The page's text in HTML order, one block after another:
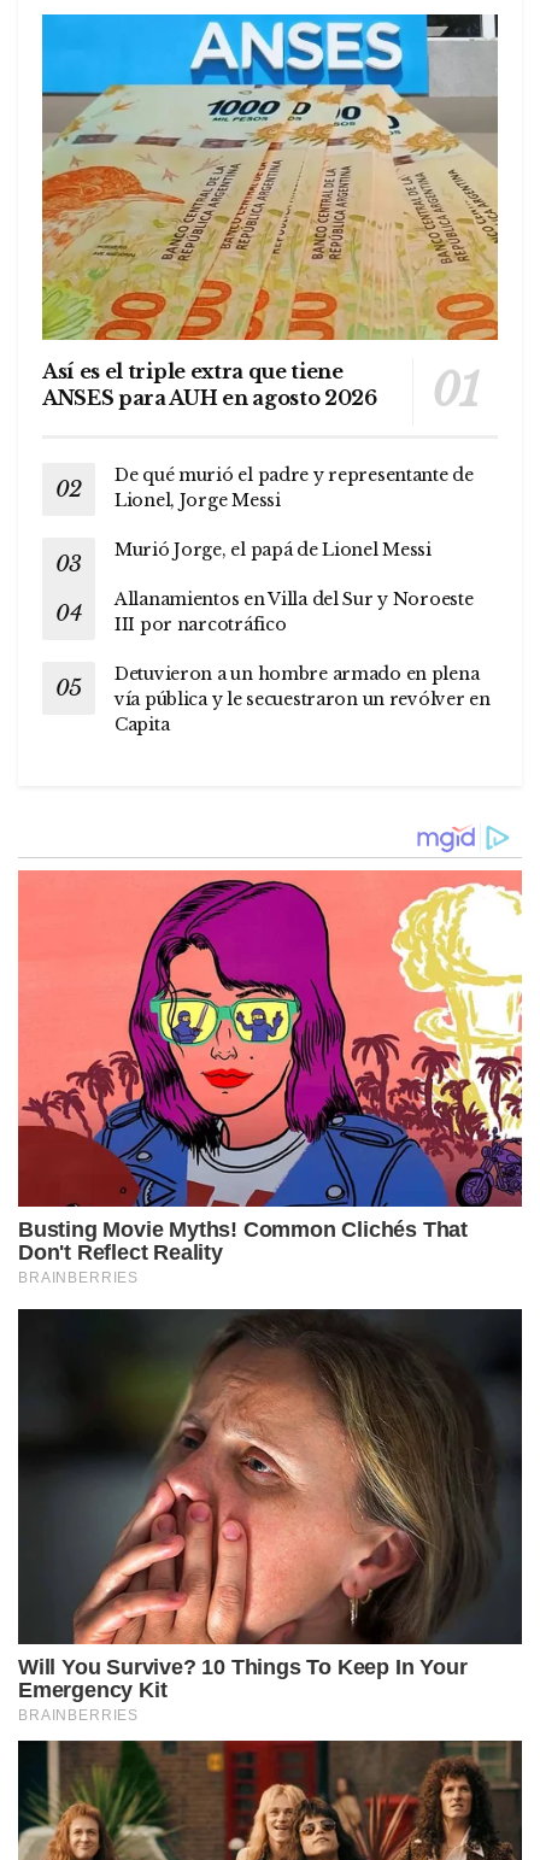
Así es el triple extra que tiene
ANSES para AUH en agosto 2026
De qué murió el padre y representante de
Lionel, Jorge Messi
Murió Jorge, el papá de Lionel Messi
Allanamientos en Villa del Sur y Noroeste
III por narcotráfico
Detuvieron a un hombre armado en plena
vía pública y le secuestraron un revólver en
Capita